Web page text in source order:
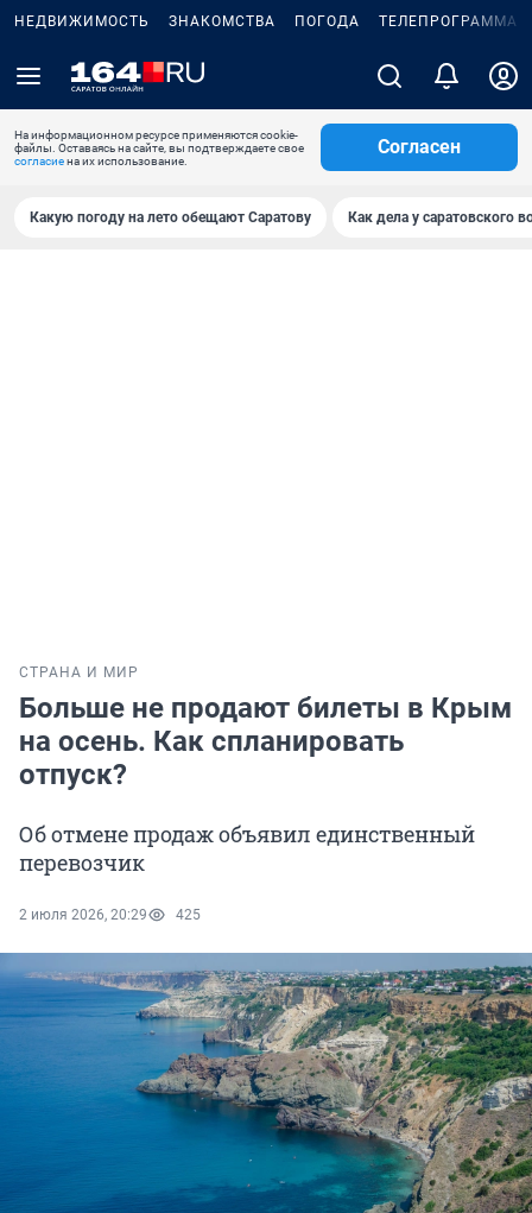
НЕДВИЖИМОСТЬ ЗНАКОМСТВА ПОГОДА ТЕЛЕПРОГРАММА
На информационном ресурсе применяются cookie-
файлы. Оставаясь на сайте, вы подтверждаете свое
согласиена их использование.
Согласен
Какую погоду на лето обещают Саратову Как дела у саратовского
СТРАНА И МИР
Больше не продают билеты в Крым
на осень. Как спланировать
отпуск?
Об отмене продаж объявил единственный
перевозчик
2 июля 2026, 20:29 425